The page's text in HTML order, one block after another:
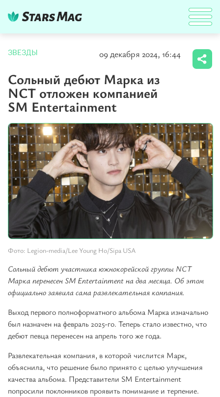
ЗВЕЗДЫ 09 декабря 2024, 16:44
Сольный дебют Марка из
NCT отложен компанией
SM Entertainment
Фото: Legion-media/Lee Young Ho/Sipa USA
Сольный дебют участника южнокорейской группы NCT
Марка перенесен SM Entertainment на два месяца. Об этом
официально заявила сама развлекательная компания.
Выход первого полноформатного альбома Марка изначально
был назначен на февраль 2025-го. Теперь стало известно, что
дебют певца перенесен на апрель того же года.
Развлекательная компания, в которой числится Марк,
объяснила, что решение было принято с целью улучшения
качества альбома. Представители SM Entertainment
попросили поклонников проявить понимание и терпение.